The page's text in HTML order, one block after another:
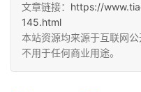
文章链接： https://
145.html
本站资源均来源于互联网公
不用于任何商业用途。